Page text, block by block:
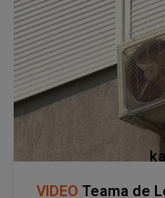
VIDEO Teama de